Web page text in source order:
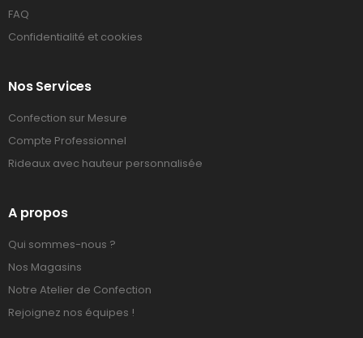
FAQ
Confidentialité et cookies
Nos Services
Confection sur Mesure
Compte Professionnel
Rideaux avec hauteur personnalisée
A propos
Qui sommes-nous ?
Nos Magasins
Notre Atelier de Confection
Rejoignez nos équipes !